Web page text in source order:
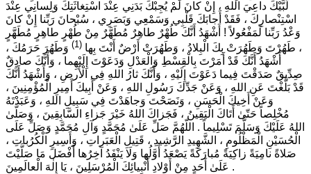
لَبَّيْكَ داعِيَ اللهِ ، إِنْ كانَ لَمْ يُجِبْكَ بَدَنِي عِنْدَ اسْتِغاثَتِكَ وَلِسانِي عِنْدَ
اسْتِنْصارِكَ ، فَقَدْ أَجابَكَ قَلْبِي وَسَمْعِي وَبَصَرِي ، سُبْحانَ رَبِّنا إِنْ كانَ
وَعْدُ رَبِّنا لَمَفْعُولاً ! أَشْهَدُ أَنَّكَ طُهْرٌ طاهِرٌ مُطَهَّرٌ مِنْ طُهْرٍ طاهِرٍ مُطَهَّرٍ
، طَهُرْتَ وَطَهُرَتْ بِكَ الْبِلادُ ، وَطَهُرَتْ أَرْضٌ أَنْتَ بِها (1)
وَطَهُرَ حَرَمُكَ ،
أَشْهَدُ أَنَّكَ قَدْ أَمَرْتَ بِالْقِسْطِ وَالْعَدْلِ وَدَعَوْتَ إِلَيْهِما ، وَأَنَّكَ صادِقٌ
صِدِّيقٌ صَدَقْتَ فِيما دَعَوْتَ إِلَيْهِ ، وَأَنَّكَ ثارُ اللهِ فِي الْأَرضِ ، وَأَشْهَدُ أَنَّكَ
قَدْ بَلَّغْتَ عَنِ اللهِ ، وَعَنْ جَدِّكَ رَسُولِ اللهِ ، وَعَنْ أَبِيكَ أَمِيرِ الْمُؤْمِنِينَ ،
وَعَنْ أَخِيكَ الْحَسَنِ ، وَنَصَحْتَ وَجاهَدْتَ فِي سَبِيلِ اللهِ ، وَعَبَدْتَهُ
مُخْلِصاً حَتّىٰ أَتَاكَ الْيَقِينُ ، فَجَزاكَ اللهُ خَيْرَ جَزاءِ السَّابِقِينَ ، وَصَلَّىٰ
اللهُ عَلَيْكَ وَسَلَّمَ تَسْلِيماً . اللّهُمَّ صَلِّ عَلَىٰ مُحَمَّدٍ وَآلِ مُحَمَّدٍ وَصَلِّ عَلَى
الْحُسَيْنِ الْمَظْلُومِ ، الشَّهِيدِ الرَّشِيدِ ، قَتِيلِ الْعَبَراتِ ، وَأَسِيرِ الْكُرُباتِ ،
صَلاةً نامِيَةً زاكِيَةً مُبارَكَةً يَصْعَدُ أَوَّلُها وَلَا يَنْفَدُ آخِرُها أَفْضَلَ مَا صَلَّيْتَ
عَلَىٰ أَحَدٍ مِنْ أَوْلادِ أَنْبِيائِكَ الْمُرْسَلِينَ ، يَا إِلٰهَ الْعالَمِينَ .